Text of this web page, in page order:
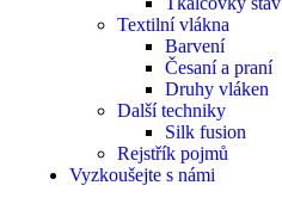
Textilní vlákna
Barvení
Česaní a praní
Druhy vláken
Další techniky
Silk fusion
Rejstřík pojmů
Vyzkoušejte s námi